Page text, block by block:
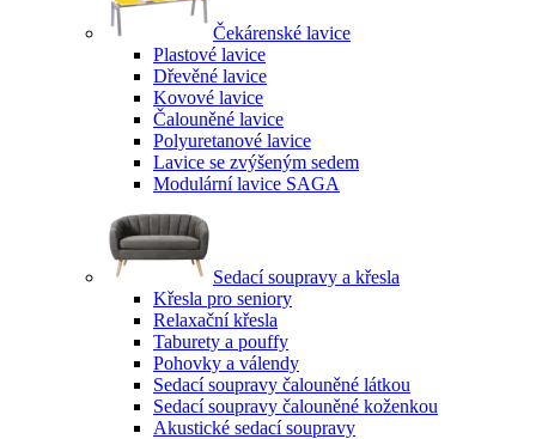
Čekárenské lavice
Plastové lavice
Dřevěné lavice
Kovové lavice
Čalouněné lavice
Polyuretanové lavice
Lavice se zvýšeným sedem
Modulární lavice SAGA
Sedací soupravy a křesla
Křesla pro seniory
Relaxační křesla
Taburety a pouffy
Pohovky a válendy
Sedací soupravy čalouněné látkou
Sedací soupravy čalouněné koženkou
Akustické sedací soupravy